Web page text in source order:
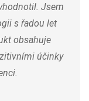
Jsem
s řadou let
obsahuje
účinky